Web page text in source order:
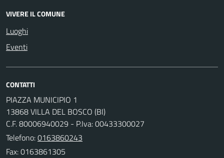
VIVERE IL COMUNE
Luoghi
Eventi
CONTATTI
PIAZZA MUNICIPIO 1
13868 VILLA DEL BOSCO (BI)
C.F. 80006940029 - P.Iva: 00433300027
Telefono:0163860243
Fax: 0163861305